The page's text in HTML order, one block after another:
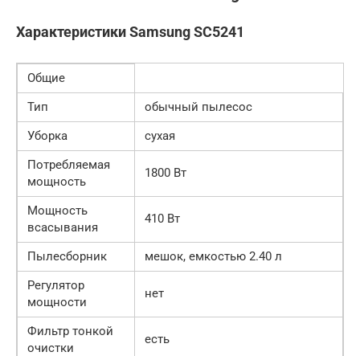
Характеристики Samsung SC5241
Общие
Тип
обычный пылесос
Уборка
сухая
Потребляемая
мощность
1800 Вт
Мощность
всасывания
410 Вт
Пылесборник
мешок, емкостью 2.40 л
Регулятор
мощности
нет
Фильтр тонкой
очистки
есть